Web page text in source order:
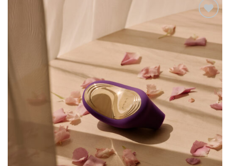
ADICIONAR
A LISTA DE
DESEJOS